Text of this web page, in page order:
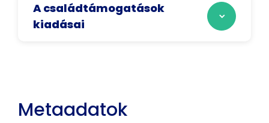
A családtámogatások
kiadásai
Metaadatok